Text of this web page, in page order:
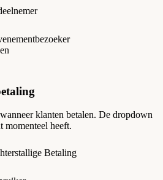
klanten betalen. De dropdown
momenteel heeft.
Betaling